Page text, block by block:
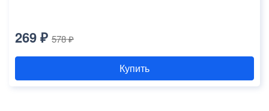
269 ₽ 578 ₽
Купить